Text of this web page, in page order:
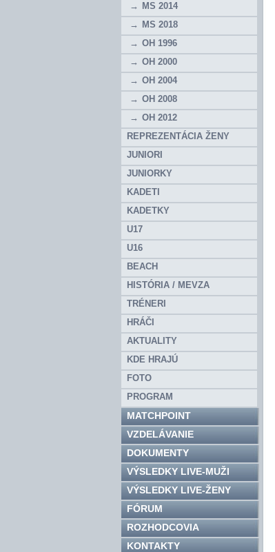
MS 2014
MS 2018
OH 1996
OH 2000
OH 2004
OH 2008
OH 2012
REPREZENTÁCIA ŽENY
JUNIORI
JUNIORKY
KADETI
KADETKY
U17
U16
BEACH
HISTÓRIA / MEVZA
TRÉNERI
HRÁČI
AKTUALITY
KDE HRAJÚ
FOTO
PROGRAM
MATCHPOINT
VZDELÁVANIE
DOKUMENTY
VÝSLEDKY LIVE-MUŽI
VÝSLEDKY LIVE-ŽENY
FÓRUM
ROZHODCOVIA
KONTAKTY